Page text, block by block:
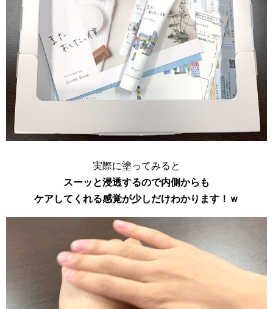
実際に塗ってみると
スーッと浸透するので内側からも
ケアしてくれる感覚が少しだけわかります！ｗ